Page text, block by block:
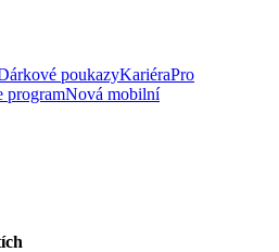
poukazyKariéraPro
programNová mobilní